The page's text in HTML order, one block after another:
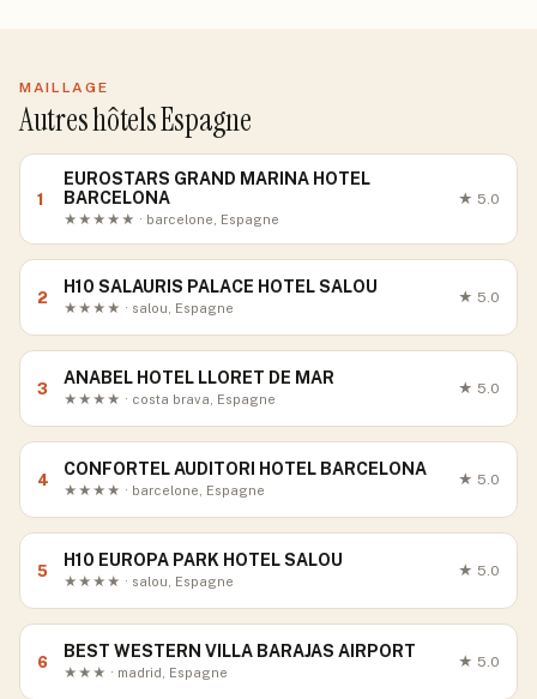
MAILLAGE
Autres hôtels Espagne
1
EUROSTARS GRAND MARINA HOTEL
BARCELONA
★★★★★ · barcelone, Espagne
★ 5.0
2
H10 SALAURIS PALACE HOTEL SALOU
★★★★ · salou, Espagne
★ 5.0
3
ANABEL HOTEL LLORET DE MAR
★★★★ · costa brava, Espagne
★ 5.0
4
CONFORTEL AUDITORI HOTEL BARCELONA
★★★★ · barcelone, Espagne
★ 5.0
5
H10 EUROPA PARK HOTEL SALOU
★★★★ · salou, Espagne
★ 5.0
6
BEST WESTERN VILLA BARAJAS AIRPORT
★★★ · madrid, Espagne
★ 5.0